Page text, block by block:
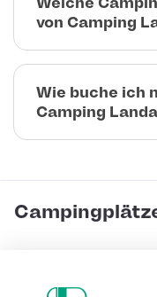
von Camping
Wie buche ich
Camping